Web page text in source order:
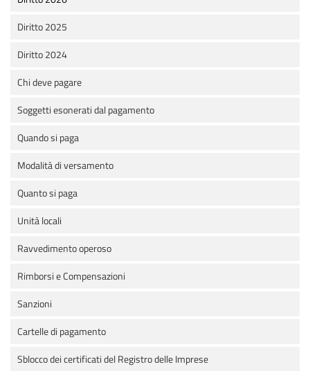
Diritto 2025
Diritto 2024
Chi deve pagare
Soggetti esonerati dal pagamento
Quando si paga
Modalità di versamento
Quanto si paga
Unità locali
Ravvedimento operoso
Rimborsi e Compensazioni
Sanzioni
Cartelle di pagamento
Sblocco dei certificati del Registro delle Imprese